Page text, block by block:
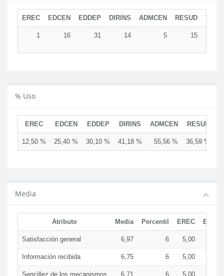
EREC EDCEN EDDEP DIRINS ADMCEN RESUD
1 16 31 14 5 15
% Uso
EREC EDCEN EDDEP DIRINS ADMCEN RESUD
12,50 % 25,40 % 30,10 % 41,18 % 55,56 % 36,59 %
Media
Atributo Media Percentil EREC
Satisfacción general 6,97 6 5,00
Información recibida 6,75 6 5,00
Sencillez de los mecanismos 6,71 6 5,00